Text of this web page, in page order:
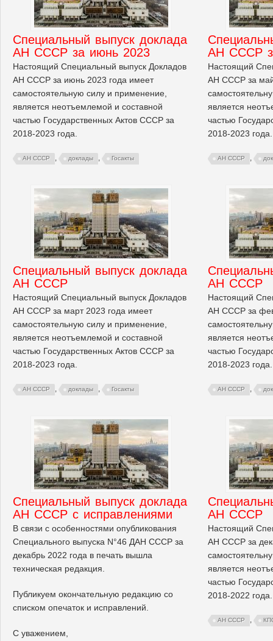
Cпециальный выпуск доклада
АН СССР за июнь 2023
Настоящий Специальный выпуск Докладов
АН СССР за июнь 2023 года имеет
самостоятельную силу и применение,
является неотъемлемой и составной
частью Государственных Актов СССР за
2018-2023 года.
АН СССР , доклады , Госакты
АН СССР
Настоящий
АН СССР за
является
частью
2018-2023 года.
АН СССР ,
Cпециальный выпуск доклада
АН СССР
Настоящий Специальный выпуск Докладов
АН СССР за март 2023 года имеет
самостоятельную силу и применение,
является неотъемлемой и составной
частью Государственных Актов СССР за
2018-2023 года.
АН СССР , доклады , Госакты
АН СССР
Настоящий
АН СССР за
является
частью
2018-2023 года.
АН СССР ,
Cпециальный выпуск доклада
АН СССР с исправлениями
В связи с особенностями опубликования
Специального выпуска N°46 ДАН СССР за
декабрь 2022 года в печать вышла
техническая редакция.
Публикуем окончательную редакцию со
списком опечаток и исправлений.
С уважением,
АН СССР
Настоящий
АН СССР за
является
частью
2018-2022 года.
АН СССР ,